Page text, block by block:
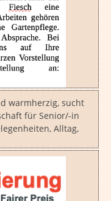
warmherzig, sucht
für Senior/-in
Alltag,